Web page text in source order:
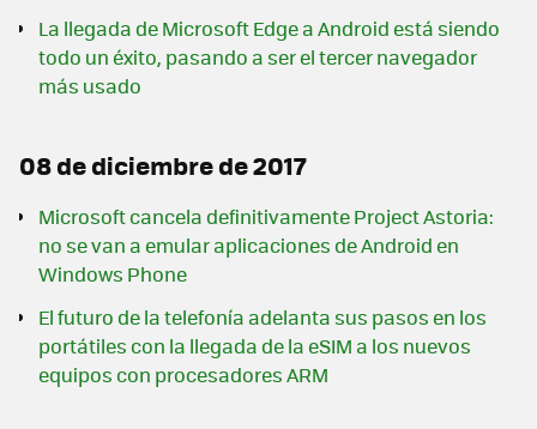
La llegada de Microsoft Edge a Android está siendo
todo un éxito, pasando a ser el tercer navegador
más usado
08 de diciembre de 2017
Microsoft cancela definitivamente Project Astoria:
no se van a emular aplicaciones de Android en
Windows Phone
El futuro de la telefonía adelanta sus pasos en los
portátiles con la llegada de la eSIM a los nuevos
equipos con procesadores ARM